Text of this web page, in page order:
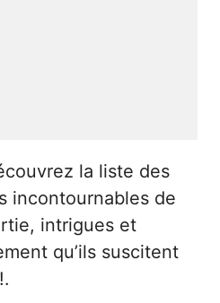
la liste des
incontournables de
intrigues et
qu’ils suscitent